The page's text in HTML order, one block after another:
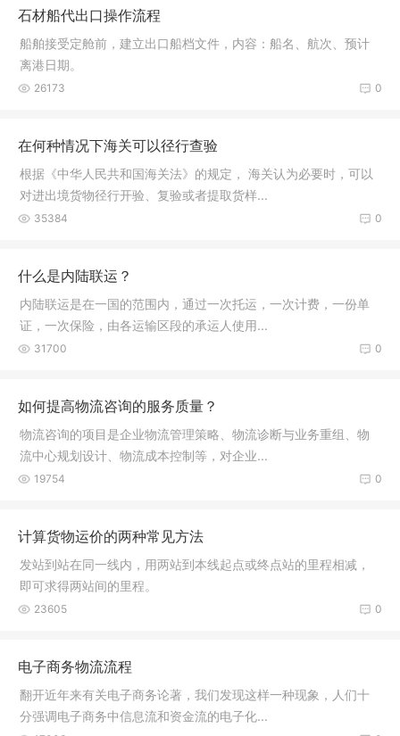
石材船代出口操作流程
船舶接受定舱前，建立出口船档文件，内容：船名、航次、预计
离港日期。
0
26173
在何种情况下海关可以径行查验
根据《中华人民共和国海关法》的规定， 海关认为必要时，可以
对进出境货物径行开验、复验或者提取货样...
0
35384
什么是内陆联运？
内陆联运是在一国的范围内，通过一次托运，一次计费，一份单
证，一次保险，由各运输区段的承运人使用...
0
31700
如何提高物流咨询的服务质量？
物流咨询的项目是企业物流管理策略、物流诊断与业务重组、物
流中心规划设计、物流成本控制等，对企业...
0
19754
计算货物运价的两种常见方法
发站到站在同一线内，用两站到本线起点或终点站的里程相减，
即可求得两站间的里程。
0
23605
电子商务物流流程
翻开近年来有关电子商务论著，我们发现这样一种现象，人们十
分强调电子商务中信息流和资金流的电子化...